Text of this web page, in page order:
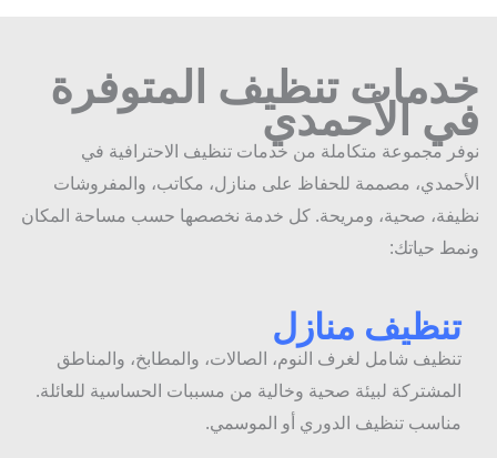
تنظيف المتوفرة
الأحمدي
مجموعة متكاملة من خدمات تنظيف الاحترافية في
مصممة للحفاظ على منازل، مكاتب، والمفروشات
صحية، ومريحة. كل خدمة نخصصها حسب مساحة المكان
حياتك:
تنظيف منازل
تنظيف شامل لغرف النوم، الصالات، والمطابخ، والمناطق
المشتركة لبيئة صحية وخالية من مسببات الحساسية للعائلة.
مناسب تنظيف الدوري أو الموسمي.